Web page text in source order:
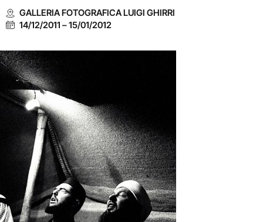
GALLERIA FOTOGRAFICA LUIGI GHIRRI
14/12/2011 –15/01/2012